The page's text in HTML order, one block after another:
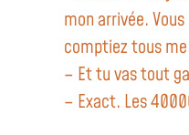
mon arrivée.
comptiez tous
– Et tu vas tout
– Exact. Les